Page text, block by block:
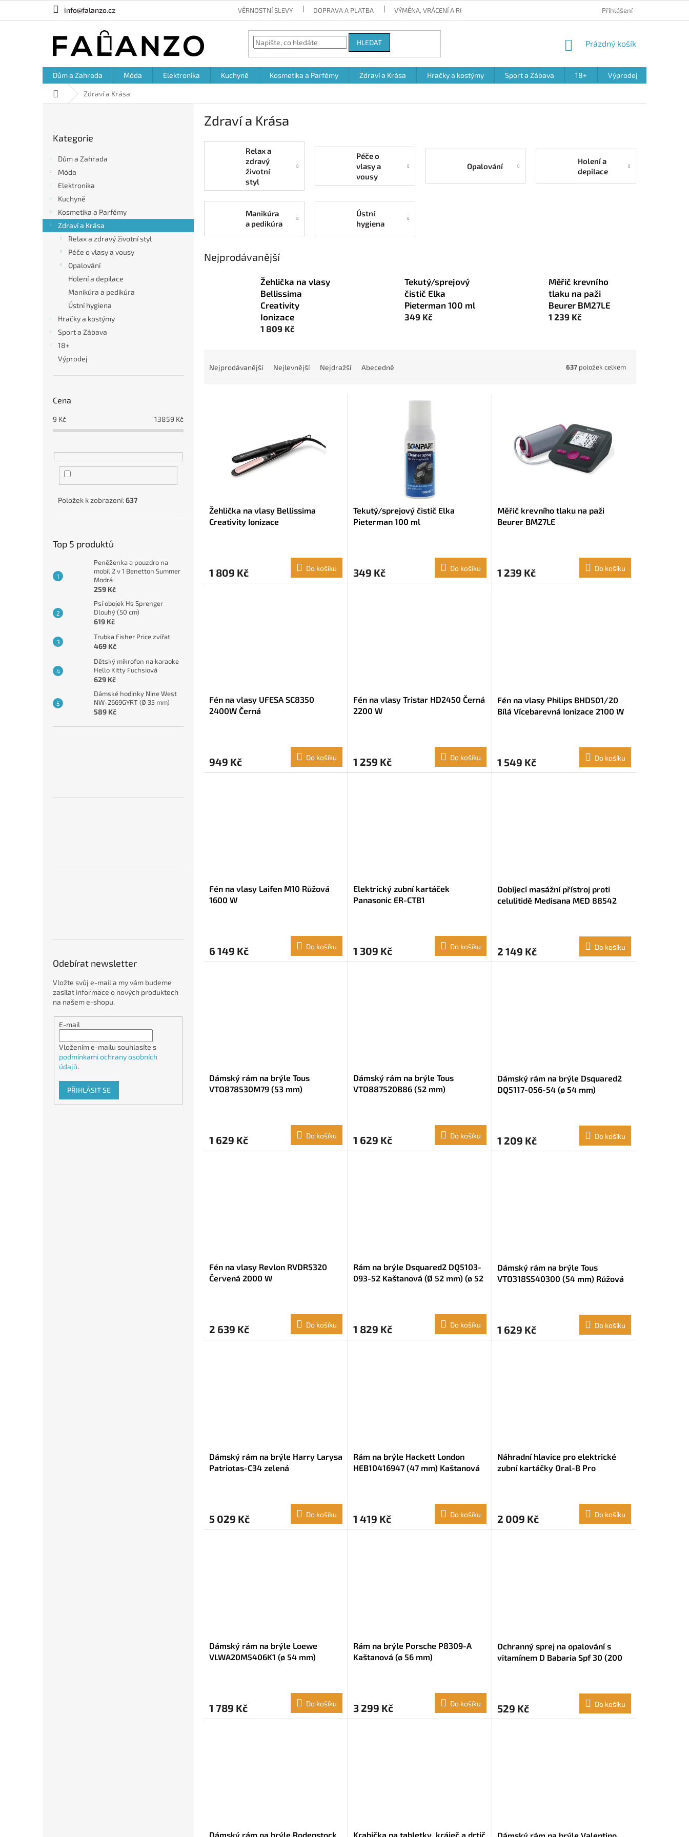
info@falanzo.cz VĚRNOSTNÍ SLEVY DOPRAVA A PLATBA VÝMĚNA, VRÁCENÍ A REKLAMACE PRODUKTŮ OBCHODNÍ PODMÍNKYPřihlášení
HLEDAT
NÁKUPNÍ
Prázdný košík
Dům a Zahrada Móda Elektronika Kuchyně Kosmetika a Parfémy Zdraví a Krása Hračky a kostýmy Sport a Zábava 18+ Výprodej
Domů Zdraví a Krása
a
n
kategorie
Kategorie
Dům a Zahrada
Móda
Elektronika
Kuchyně
Kosmetika a Parfémy
Zdraví a Krása
Relax a zdravý životní styl
Péče o vlasy a vousy
Opalování
Holení a depilace
Manikúra a pedikúra
Ústní hygiena
Hračky a kostýmy
Sport a Zábava
18+
Výprodej
Cena
9 Kč 13859 Kč
Položek k zobrazení:637
Top 5 produktů
Peněženka a pouzdro na
mobil 2 v 1 Benetton Summer
Modrá
259 Kč
Psí obojek Hs Sprenger
Dlouhý (50 cm)
619 Kč
Trubka Fisher Price zvířat
469 Kč
Dětský mikrofon na karaoke
Hello Kitty Fuchsiová
629 Kč
Dámské hodinky Nine West
NW-2669GYRT (Ø 35 mm)
589 Kč
Odebírat newsletter
Vložte svůj e-mail a my vám budeme
zasílat informace o nových produktech
na našem e-shopu.
E-mail
Vložením e-mailu souhlasíte s
podmínkami ochrany osobních
údajů.
PŘIHLÁSIT SE
Zdraví a Krása
Relax a
zdravý
životní
styl
Péče o
vlasy a
vousy
Opalování
Holení a
depilace
Manikúra
a pedikúra
Ústní
hygiena
Nejprodávanější
Žehlička na vlasy
Bellissima
Creativity
Ionizace
1 809 Kč
Tekutý/sprejový
čistič Elka
Pieterman 100 ml
349 Kč
Měřič krevního
tlaku na paži
Beurer BM27LE
1 239 Kč
Nejprodávanější Nejlevnější Nejdražší Abecedně 637 položek celkem
Žehlička na vlasy Bellissima
Creativity Ionizace
1 809 Kč Do košíku
Tekutý/sprejový čistič Elka
Pieterman 100 ml
349 Kč Do košíku
Měřič krevního tlaku na paži
Beurer BM27LE
1 239 Kč Do košíku
Fén na vlasy UFESA SC8350
2400W Černá
949 Kč Do košíku
Fén na vlasy Tristar HD2450 Černá
2200 W
1 259 Kč Do košíku
Fén na vlasy Philips BHD501/20
Bílá Vícebarevná Ionizace 2100 W
1 549 Kč Do košíku
Fén na vlasy Laifen M10 Růžová
1600 W
6 149 Kč Do košíku
Elektrický zubní kartáček
Panasonic ER-CTB1
1 309 Kč Do košíku
Dobíjecí masážní přístroj proti
celulitidě Medisana MED 88542
2 149 Kč Do košíku
Dámský rám na brýle Tous
VTO878530M79 (53 mm)
1 629 Kč Do košíku
Dámský rám na brýle Tous
VTO887520B86 (52 mm)
1 629 Kč Do košíku
Dámský rám na brýle Dsquared2
DQ5117-056-54 (ø 54 mm)
1 209 Kč Do košíku
Fén na vlasy Revlon RVDR5320
Červená 2000 W
2 639 Kč Do košíku
Rám na brýle Dsquared2 DQ5103-
093-52 Kaštanová (Ø 52 mm) (ø 52
1 829 Kč Do košíku
Dámský rám na brýle Tous
VTO318S540300 (54 mm) Růžová
1 629 Kč Do košíku
Dámský rám na brýle Harry Larysa
Patriotas-C34 zelená
5 029 Kč Do košíku
Rám na brýle Hackett London
HEB10416947 (47 mm) Kaštanová
1 419 Kč Do košíku
Náhradní hlavice pro elektrické
zubní kartáčky Oral-B Pro
2 009 Kč Do košíku
Dámský rám na brýle Loewe
VLWA20M5406K1 (ø 54 mm)
1 789 Kč Do košíku
Rám na brýle Porsche P8309-A
Kaštanová (ø 56 mm)
3 299 Kč Do košíku
Ochranný sprej na opalování s
vitamínem D Babaria Spf 30 (200
529 Kč Do košíku
Dámský rám na brýle Rodenstock Krabička na tabletky, kráječ a drtič Dámský rám na brýle Valentino